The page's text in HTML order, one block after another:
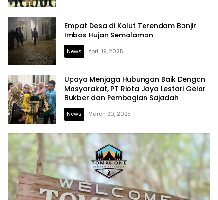
Empat Desa di Kolut Terendam Banjir
Imbas Hujan Semalaman
News April 19, 2025
Upaya Menjaga Hubungan Baik Dengan
Masyarakat, PT Riota Jaya Lestari Gelar
Bukber dan Pembagian Sajadah
News March 20, 2025